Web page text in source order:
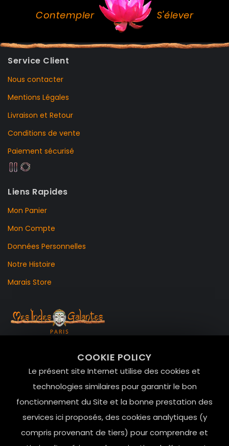
COOKIE POLICY
Le présent site Internet utilise des cookies et
technologies similaires pour garantir le bon
fonctionnement du Site et la bonne prestation des
services ici proposés, des cookies analytiques (y
compris provenant de tiers) pour comprendre et
Contempler S'élever
Service Client
Nous contacter
Mentions Légales
Livraison et Retour
Conditions de vente
Paiement sécurisé
Liens Rapides
Mon Panier
Mon Compte
Données Personnelles
Notre Histoire
Marais Store
Le Marais, 75004 Paris
contact@mesindesgalantes.com
01.42.72.42.51